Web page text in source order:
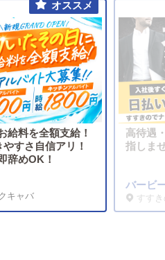
給料を全額支給！
すさ自信アリ！
辞めOK！
キャバ
高待遇
指しま
バービ
すす